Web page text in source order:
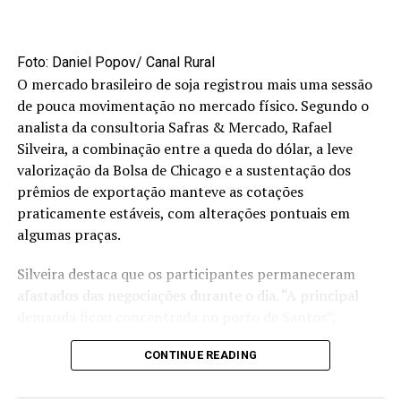
Foto: Daniel Popov/ Canal Rural
O mercado brasileiro de soja registrou mais uma sessão
de pouca movimentação no mercado físico. Segundo o
analista da consultoria Safras & Mercado, Rafael
Silveira, a combinação entre a queda do dólar, a leve
valorização da Bolsa de Chicago e a sustentação dos
prêmios de exportação manteve as cotações
praticamente estáveis, com alterações pontuais em
algumas praças.
Silveira destaca que os participantes permaneceram
afastados das negociações durante o dia. “A principal
observa o analista.
CONTINUE READING